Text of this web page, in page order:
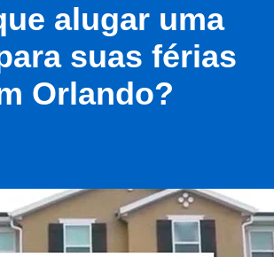
alugar uma
suas férias
Orlando?